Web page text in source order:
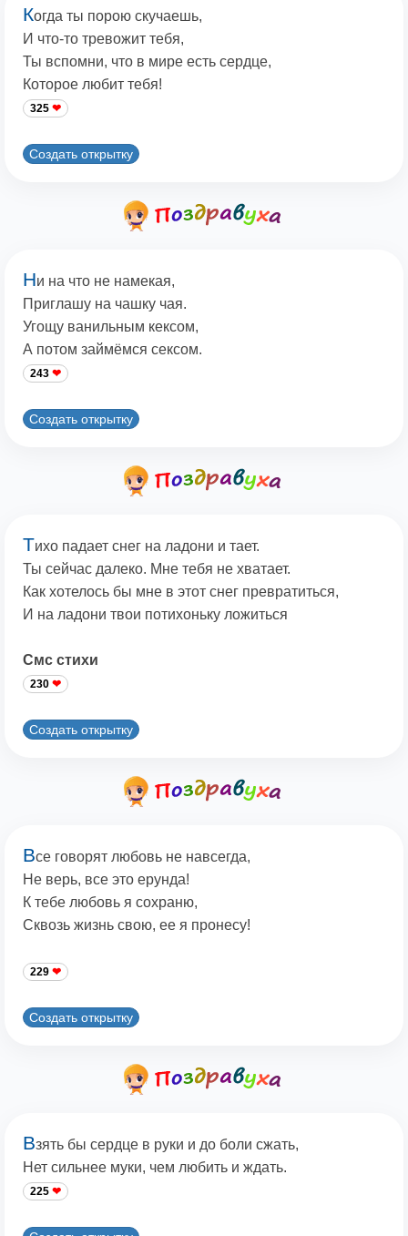
Когда ты порою скучаешь,
И что-то тревожит тебя,
Ты вспомни, что в мире есть сердце,
Которое любит тебя!
325
Создать открытку
Ни на что не намекая,
Приглашу на чашку чая.
Угощу ванильным кексом,
А потом займёмся сексом.
243
Создать открытку
Тихо падает снег на ладони и тает.
Ты сейчас далеко. Мне тебя не хватает.
Как хотелось бы мне в этот снег превратиться,
И на ладони твои потихоньку ложиться
Смс стихи
230
Создать открытку
Все говорят любовь не навсегда,
Не верь, все это ерунда!
К тебе любовь я сохраню,
Сквозь жизнь свою, ее я пронесу!
229
Создать открытку
Взять бы сердце в руки и до боли сжать,
Нет сильнее муки, чем любить и ждать.
225